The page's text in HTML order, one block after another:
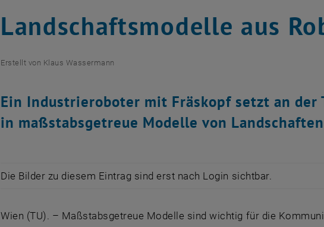
Landschaftsmodelle aus
Erstellt von Klaus Wassermann
Ein Industrieroboter mit Fräskopf setzt an der
in maßstabsgetreue Modelle von
Die Bilder zu diesem Eintrag sind erst nach Login sichtbar.
Wien (TU). – Maßstabsgetreue Modelle sind wichtig für die